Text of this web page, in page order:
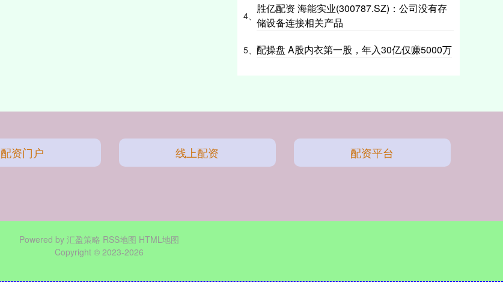
4、
胜亿配资 海能实业(300787.SZ)：公司没有存
储设备连接相关产品
5、 配操盘 A股内衣第一股，年入30亿仅赚5000万
配资门户 线上配资 配资平台
Powered by 汇盈策略 RSS地图 HTML地图
Copyright © 2023-2026